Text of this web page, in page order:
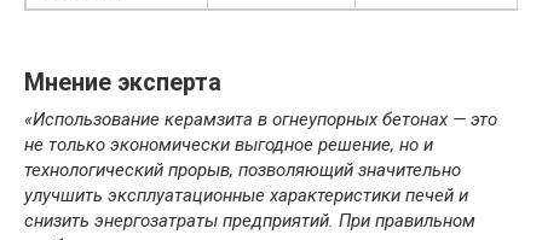
Мнение эксперта
«Использование керамзита в огнеупорных бетонах — это
не только экономически выгодное решение, но и
технологический прорыв, позволяющий значительно
улучшить эксплуатационные характеристики печей и
снизить энергозатраты предприятий. При правильном